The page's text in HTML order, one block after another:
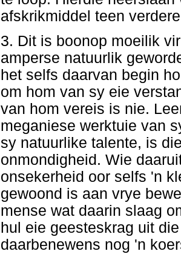
afskrikmiddel teen
3. Dit is boonop moeilik
amperse natuurlik
het selfs daarvan begin
om hom van sy eie
van hom vereis is nie.
meganiese werktuie van
sy natuurlike talente, is
onmondigheid. Wie
onsekerheid oor selfs 'n
gewoond is aan vrye
mense wat daarin slaag
hul eie geesteskrag uit
daarbenewens nog 'n